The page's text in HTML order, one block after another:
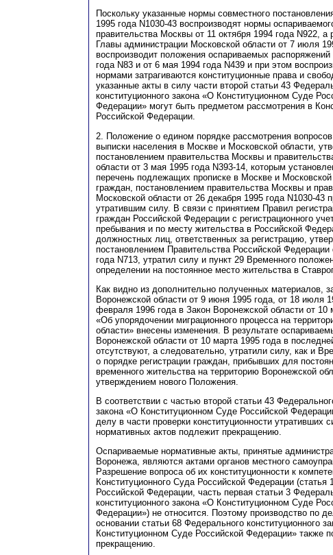
Поскольку указанные нормы совместного
1995 года N1030-43 воспроизводят нормы
правительства Москвы от 11 октября 1994 года N922, а
Главы администрации Московской области от 7 июля
воспроизводит положения оспариваемых
года N83 и от 6 мая 1994 года N439 и при этом
нормами затрагиваются конституционные права и
указанные акты в силу части второй статьи 43
конституционного закона «О Конституционном Суде
Федерации» могут быть предметом рассмотрения в
Российской Федерации.
2. Положение о едином порядке рассмотрения
выписки населения в Москве и Московской области,
постановлением правительства Москвы и
области от 3 мая 1995 года N393-14, которым
перечень подлежащих прописке в Москве и Московской
граждан, постановлением правительства Москвы и
Московской области от 26 декабря 1995 года N1030-43
утратившим силу. В связи с принятием Правил
граждан Российской Федерации с регистрационного
пребывания и по месту жительства в Российской
должностных лиц, ответственных за регистрацию,
постановлением Правительства Российской
года N713, утратил силу и пункт 29 Временного
определении на постоянное место жительства в
Как видно из дополнительно полученных материалов,
Воронежской области от 9 июня 1995 года, от 18 июля
февраля 1996 года в Закон Воронежской области от 10
«Об упорядочении миграционного процесса на
области» внесены изменения. В результате
Воронежской области от 10 марта 1995 года в
отсутствуют, а следовательно, утратили силу, как и
о порядке регистрации граждан, прибывших для
временного жительства на территорию Воронежской
утверждением нового Положения.
В соответствии с частью второй статьи 43
закона «О Конституционном Суде Российской
делу в части проверки конституционности утративших
нормативных актов подлежит прекращению.
Оспариваемые нормативные акты, принятые
Воронежа, являются актами органов местного
Разрешение вопроса об их конституционности к
Конституционного Суда Российской Федерации (статья
Российской Федерации, часть первая статьи 3
конституционного закона «О Конституционном Суде
Федерации») не относится. Поэтому производство по
основании статьи 68 Федерального конституционного
Конституционном Суде Российской Федерации» также
прекращению.